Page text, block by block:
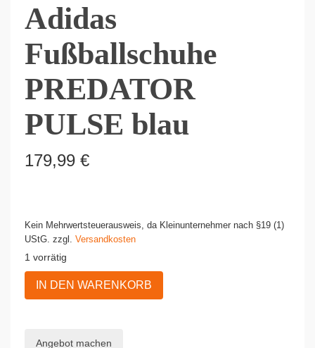
Adidas
Fußballschuhe
PREDATOR
PULSE blau
179,99 €
Kein Mehrwertsteuerausweis, da Kleinunternehmer nach §19 (1)
UStG. zzgl. Versandkosten
1 vorrätig
Fußballschuhe
IN DEN WARENKORB
Angebot machen